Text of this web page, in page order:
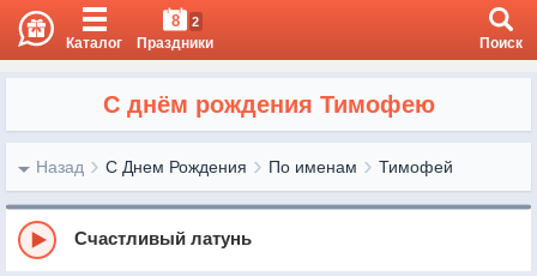
Каталог
8 2
Праздники Поиск
С днём рождения Тимофею
Назад С Днем Рождения По именам Тимофей
Счастливый латунь